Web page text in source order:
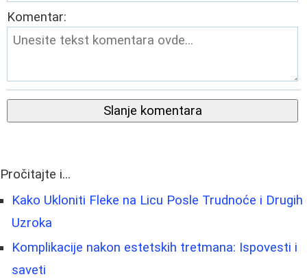
Komentar:
Slanje komentara
Pročitajte i...
Kako Ukloniti Fleke na Licu Posle Trudnoće i Drugih
Uzroka
Komplikacije nakon estetskih tretmana: Ispovesti i
saveti